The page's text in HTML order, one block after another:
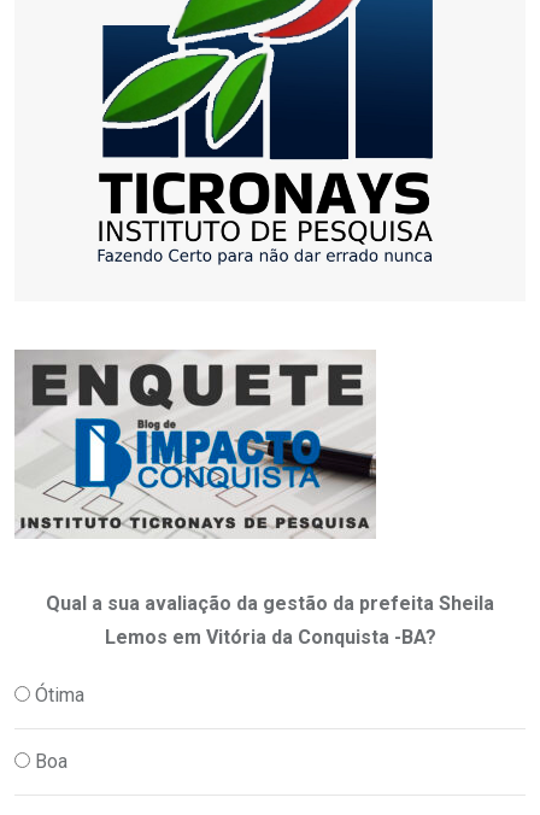
Qual a sua avaliação da gestão da prefeita Sheila
Lemos em Vitória da Conquista -BA?
Ótima
Boa